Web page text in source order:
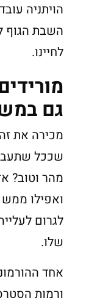
הויתניה
השבת הגוף
לחיינו.
גם
מכירה את
שככל
מהר וטוב?
ואפילו ממש
לגרום
שלו.
אחד
ורמות